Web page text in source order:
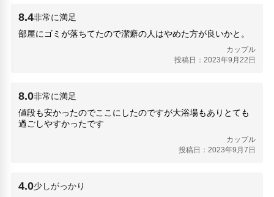
Osaka Kurashi no Konjakukan(2.66km)
OS Drug Store(1.93km)
土佐堀川(180m)
大同生命大阪本社ビル(230m)
大阪シティエアターミナル(2.69km)
ダン家しぇんR(460m)
8.4非常に満足
部屋にゴミが落ちてたので潔癖の人はやめた方が良いかと。
カップル
投稿日：2023年9月22日
8.0非常に満足
値段も安かったのでここにしたのですが大浴場もありとても
過ごしやすかったです
カップル
投稿日：2023年9月7日
4.0少しがっかり